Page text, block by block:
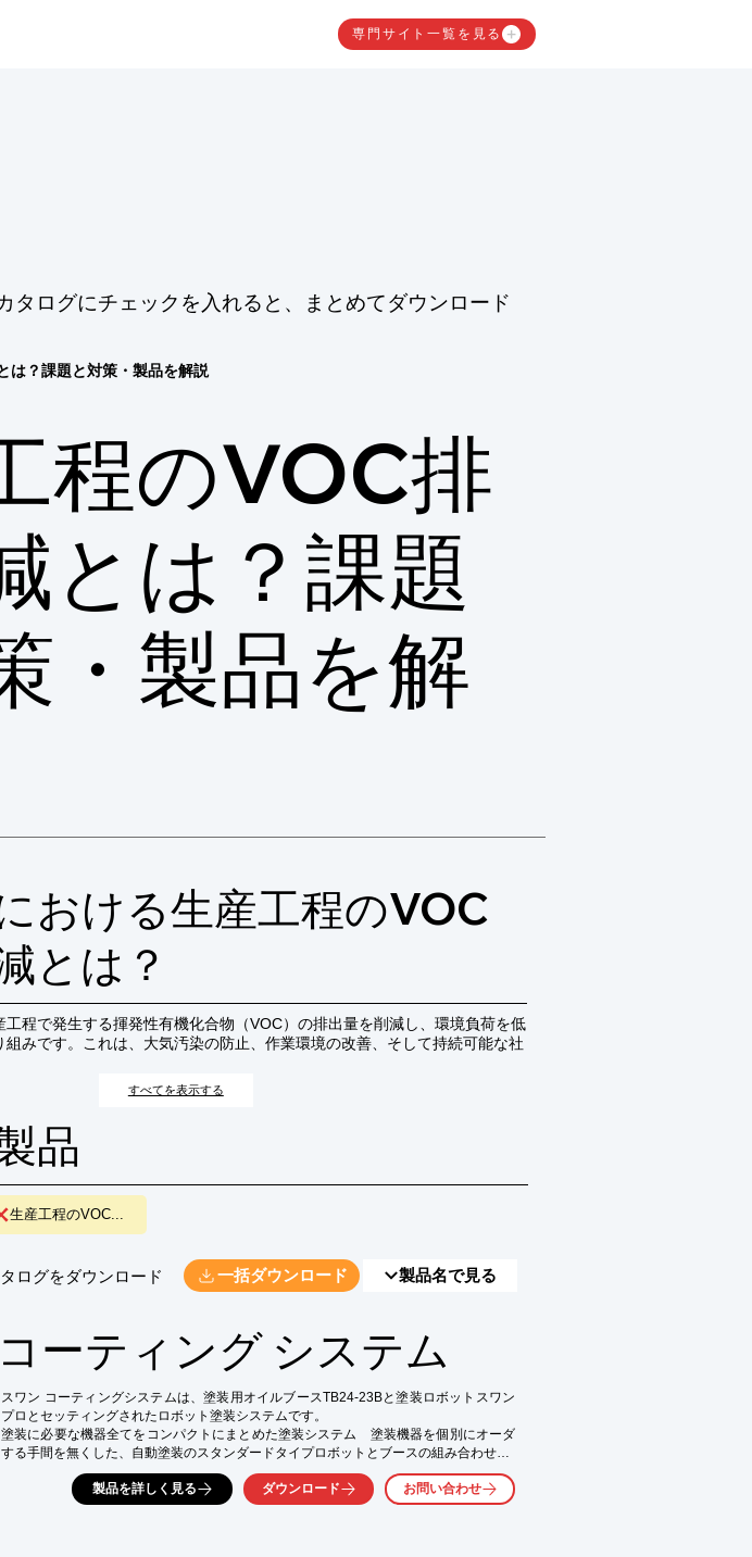
専門サイト一覧を見る
ログにチェックを入れると、まとめてダウンロード
は？課題と対策・製品を解説
程のVOC排
とは？課題
・製品を解
おける生産工程のVOC
とは？
工程で発生する揮発性有機化合物（VOC）の排出量を削減し、環境負荷を低
みです。これは、大気汚染の防止、作業環境の改善、そして持続可能な社
すべてを表示する
品
生産工程のVOC...
ログをダウンロード 一括ダウンロード 製品名で見る
ーティング システム
スワン コーティングシステムは、塗装用オイルブースTB24-23Bと塗装ロボットスワン
プロとセッティングされたロボット塗装システムです。
塗装に必要な機器全てをコンパクトにまとめた塗装システム　塗装機器を個別にオーダ
する手間を無くした、自動塗装のスタンダードタイプロボットとブースの組み合わせ例
塗装ロボット「スワンプロ」と「オイルブース」を構築したコンパクトな自動塗装シス
製品を詳しく見る ダウンロード お問い合わせ